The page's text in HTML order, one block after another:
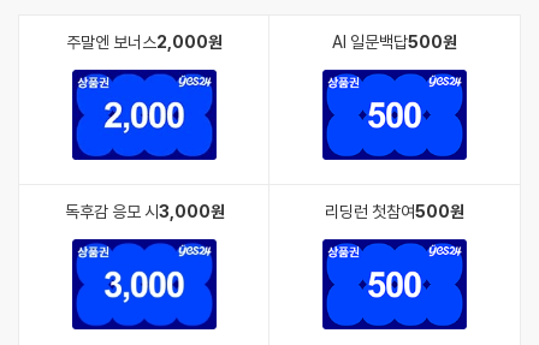
주말엔 보너스2,000원 AI 일문백답500원
독후감 응모 시3,000원 리딩런 첫참여500원